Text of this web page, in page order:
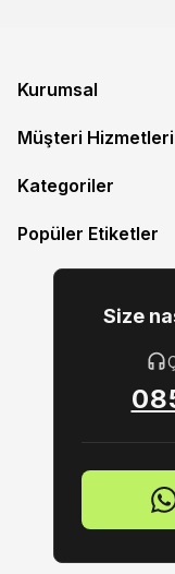
Kurumsal
Müşteri Hizmetleri
Kategoriler
Popüler Etiketler
Size